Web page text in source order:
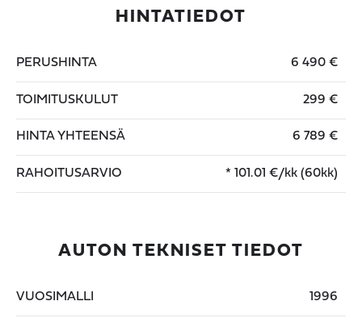
HINTATIEDOT
PERUSHINTA 6 490 €
TOIMITUSKULUT 299 €
HINTA YHTEENSÄ 6 789 €
RAHOITUSARVIO * 101.01 €/kk (60kk)
AUTON TEKNISET TIEDOT
VUOSIMALLI 1996